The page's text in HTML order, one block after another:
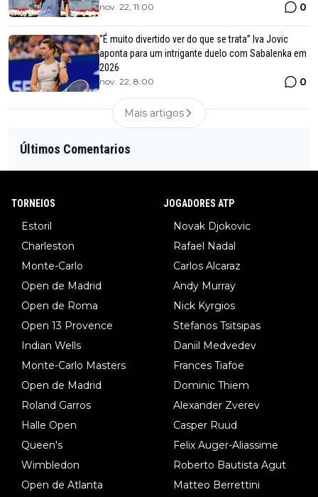
nov. 22, 11:00 0
“É muito divertido ver do que se trata” Iva Jovic
aponta para um intrigante duelo com Sabalenka em
2026
nov. 22, 8:00 0
Mais artigos
Últimos Comentarios
TORNEIOS
Estoril
Charleston
Monte-Carlo
Open de Madrid
Open de Roma
Open 13 Provence
Indian Wells
Monte-Carlo Masters
Open de Madrid
Roland Garros
Halle Open
Queen's
Wimbledon
Open de Atlanta
JOGADORES ATP
Novak Djokovic
Rafael Nadal
Carlos Alcaraz
Andy Murray
Nick Kyrgios
Stefanos Tsitsipas
Daniil Medvedev
Frances Tiafoe
Dominic Thiem
Alexander Zverev
Casper Ruud
Felix Auger-Aliassime
Roberto Bautista Agut
Matteo Berrettini